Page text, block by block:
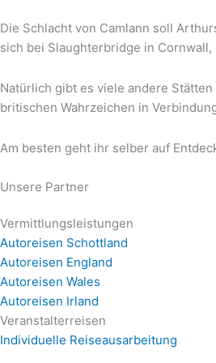
Die Schlacht von Camlann soll
sich bei Slaughterbridge in
Natürlich gibt es viele andere
britischen Wahrzeichen in
Am besten geht ihr selber auf
Unsere Partner
Vermittlungsleistungen
Autoreisen Schottland
Autoreisen England
Autoreisen Wales
Autoreisen Irland
Veranstalterreisen
Individuelle Reiseausarbeitung